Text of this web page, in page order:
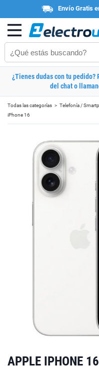
Envío Gratis
¿Tienes dudas con tu pedido?
del chat o
Todas las categorías Telefonía /
iPhone 16
APPLE IPHONE